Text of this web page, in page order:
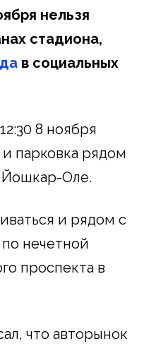
нельзя
стадиона,
в социальных
8 ноября
парковка рядом
Йошкар-Оле.
и рядом с
нечетной
проспекта в
что авторынок